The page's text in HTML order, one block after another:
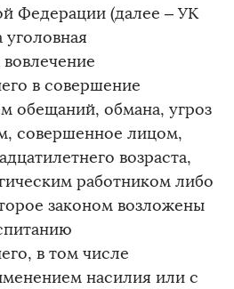
Федерации (далее – УК
вовлечение
в совершение
обещаний, обмана, угроз
совершенное лицом,
возраста,
работником либо
законом возложены
в том числе
насилия или с